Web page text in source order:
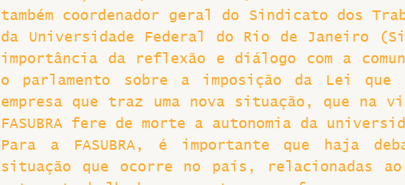
também coordenador geral do Sindicato dos
da Universidade Federal do Rio de Janeiro
importância da reflexão e diálogo com a
o parlamento sobre a imposição da Lei que
empresa que traz uma nova situação, que na
FASUBRA fere de morte a autonomia da
Para a FASUBRA, é importante que haja
situação que ocorre no país, relacionadas